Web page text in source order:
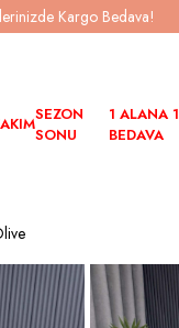
Kargo Bedava!
SEZON
SONU
1 ALANA 1
BEDAVA